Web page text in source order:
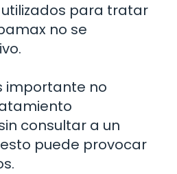
para tratar
no se
importante no
consultar a un
puede provocar